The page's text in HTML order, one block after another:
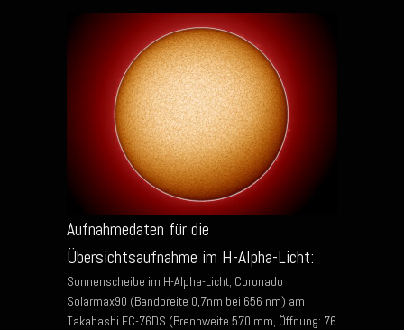
Aufnahmedaten für die
Übersichtsaufnahme im H-Alpha-Licht:
Sonnenscheibe im H-Alpha-Licht; Coronado
Solarmax90 (Bandbreite 0,7nm bei 656 nm) am
Takahashi FC-76DS (Brennweite 570 mm, Öffnung: 76